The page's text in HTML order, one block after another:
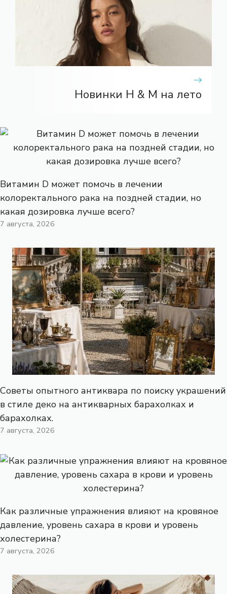
Новинки H & M на лето
Витамин D может помочь в лечении
колоректального рака на поздней стадии, но
какая дозировка лучше всего?
7 августа, 2026
Советы опытного антиквара по поиску украшений
в стиле деко на антикварных барахолках и
барахолках.
7 августа, 2026
Как различные упражнения влияют на кровяное
давление, уровень сахара в крови и уровень
холестерина?
7 августа, 2026